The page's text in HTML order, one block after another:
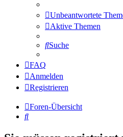
Unbeantwortete
Aktive Themen
Suche
FAQ
Anmelden
Registrieren
Foren-Übersicht
Suche